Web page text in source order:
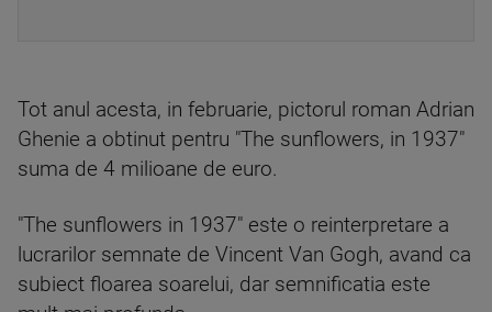
Tot anul acesta, in februarie, pictorul roman Adrian
Ghenie a obtinut pentru "The sunflowers, in 1937"
suma de 4 milioane de euro.
"The sunflowers in 1937" este o reinterpretare a
lucrarilor semnate de Vincent Van Gogh, avand ca
subiect floarea soarelui, dar semnificatia este